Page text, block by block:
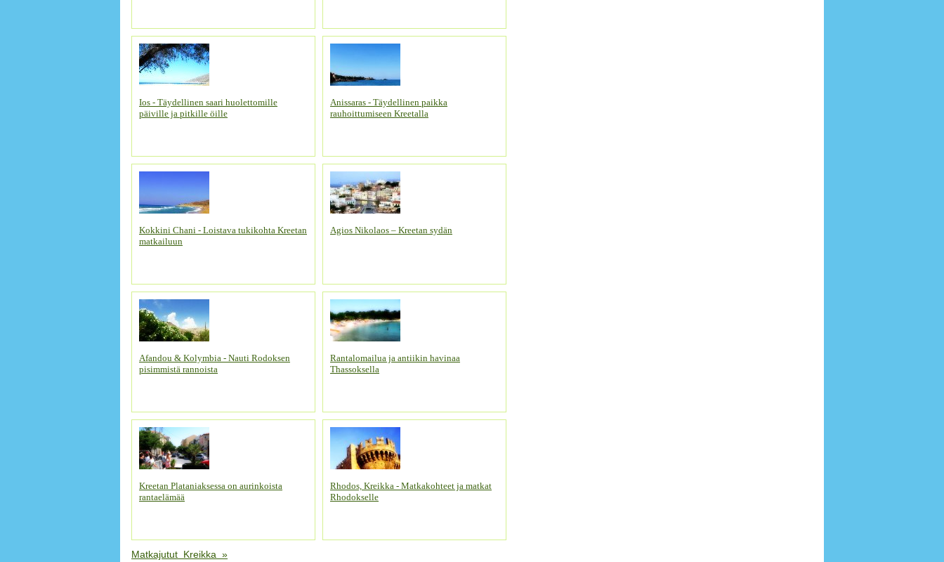
Ios - Täydellinen saari huolettomille
päiville ja pitkille öille
Anissaras - Täydellinen paikka
rauhoittumiseen Kreetalla
Kokkini Chani - Loistava tukikohta Kreetan
matkailuun
Agios Nikolaos – Kreetan sydän
Afandou & Kolymbia - Nauti Rodoksen
pisimmistä rannoista
Rantalomailua ja antiikin havinaa
Thassoksella
Kreetan Plataniaksessa on aurinkoista
rantaelämää
Rhodos, Kreikka - Matkakohteet ja matkat
Rhodokselle
Matkajutut Kreikka »